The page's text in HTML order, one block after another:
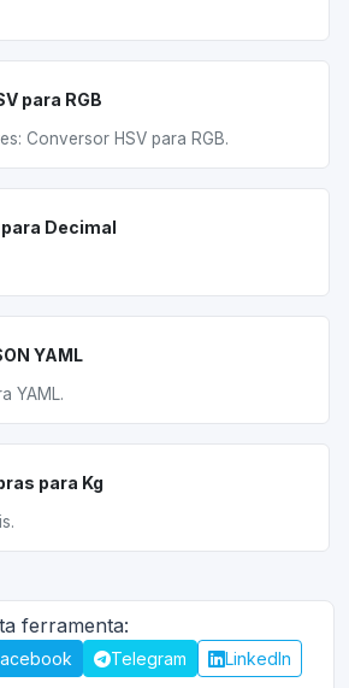
para RGB
Conversor HSV para RGB.
Decimal
YAML
YAML.
para Kg
ferramenta:
Telegram
LinkedIn